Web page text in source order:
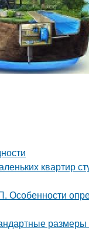
квартир
Особенности